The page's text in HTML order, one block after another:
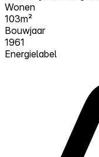
Wonen
103m²
Bouwjaar
1961
Energielabel